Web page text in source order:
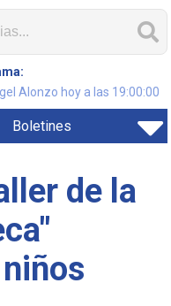
Alonzo hoy a las 19:00:00
Boletines
de la